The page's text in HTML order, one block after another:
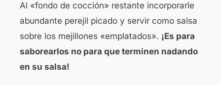
Al «fondo de cocción» restante incorporarle
abundante perejil picado y servir como salsa
sobre los mejillones «emplatados». ¡Es para
saborearlos no para que terminen nadando
en su salsa!